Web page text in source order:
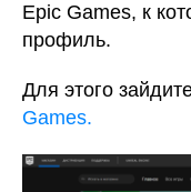
Epic Games, к
профиль.
Для этого
Games.